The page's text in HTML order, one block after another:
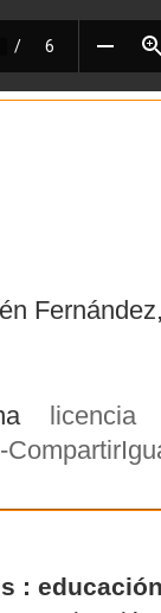
licencia
: